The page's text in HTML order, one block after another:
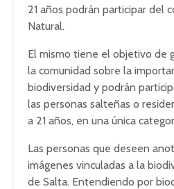
21 años podrán participar del
Natural.
El mismo tiene el objetivo de
la comunidad sobre la
biodiversidad y podrán
las personas salteñas o
a 21 años, en una única
Las personas que deseen
imágenes vinculadas a la
de Salta. Entendiendo por